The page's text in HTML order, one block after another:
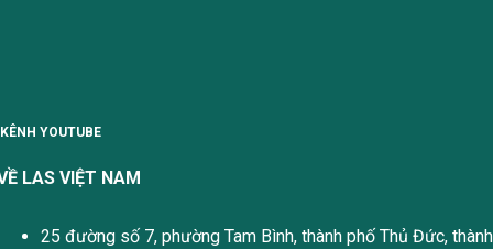
KÊNH YOUTUBE
LAS VIỆT NAM
25 đường số 7, phường Tam Bình, thành phố Thủ Đức, thành